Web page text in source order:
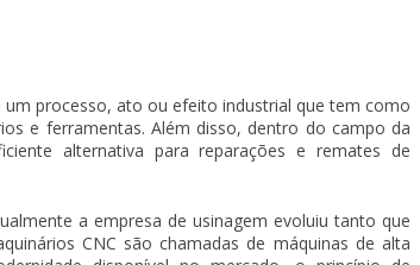
processo, ato ou efeito industrial que tem como
e ferramentas. Além disso, dentro do campo da
alternativa para reparações e remates de
a empresa de usinagem evoluiu tanto que
CNC são chamadas de máquinas de alta